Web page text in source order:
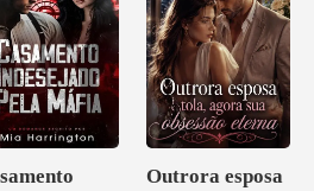
Outrora esposa